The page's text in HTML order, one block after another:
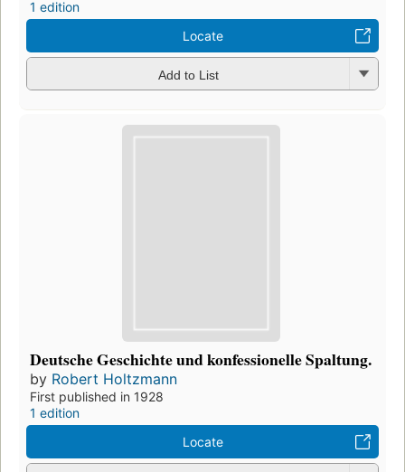
1 edition
Locate
Add to List
Deutsche Geschichte und konfessionelle Spaltung.
by Robert Holtzmann
First published in 1928
1 edition
Locate